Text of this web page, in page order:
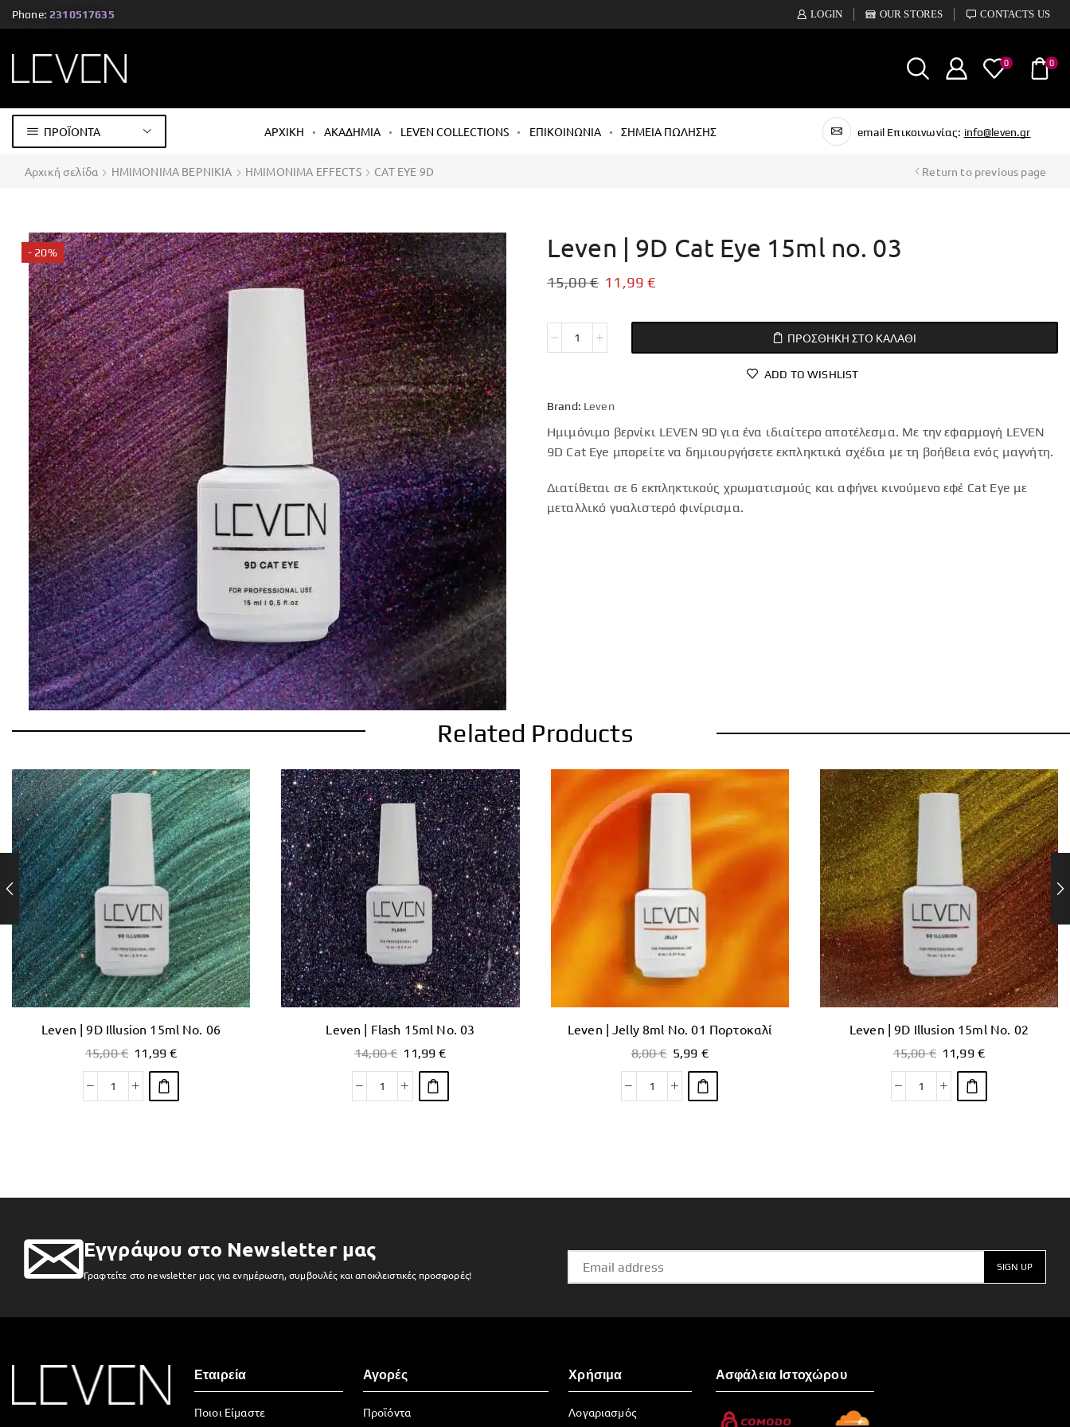
Phone: 2310517635 LOGIN OUR STORES CONTACTS US
0 0
ΠΡΟΪΟΝΤΑ ΑΡΧΙΚΗ ΑΚΑΔΗΜΙΑ LEVEN COLLECTIONS ΕΠΙΚΟΙΝΩΝΙΑ ΣΗΜΕΙΑ ΠΩΛΗΣΗΣ email Επικοινωνίας: info@leven.gr
Αρχική σελίδα ΗΜΙΜΟΝΙΜΑ ΒΕΡΝΙΚΙΑ ΗΜΙMONIΜΑ EFFECTS CAT EYE 9D Return to previous page
- 20% Leven | 9D Cat Eye 15ml no. 03
15,00€ 11,99€
ΠΡΟΣΘΉΚΗ ΣΤΟ ΚΑΛΆΘΙ
ADD TO WISHLIST
Brand: Leven
Ημιμόνιμο βερνίκι LEVEN 9D για ένα ιδιαίτερο αποτέλεσμα. Με την εφαρμογή LEVEN
9D Cat Eye μπορείτε να δημιουργήσετε εκπληκτικά σχέδια με τη βοήθεια ενός μαγνήτη.
Διατίθεται σε 6 εκπληκτικούς χρωματισμούς και αφήνει κινούμενο εφέ Cat Eye με
μεταλλικό γυαλιστερό φινίρισμα.
Related Products
Leven | 9D Illusion 15ml No. 06
15,00€ 11,99€
Leven | Flash 15ml No. 03
14,00€ 11,99€
Leven | Jelly 8ml No. 01 Πορτοκαλί
8,00€ 5,99 €
Leven | 9D Illusion 15ml No. 02
15,00€ 11,99 €
Εγγράψου στο Newsletter μας
Γραφτείτε στο newsletter μας για ενημέρωση, συμβουλές και αποκλειστικές προσφορές!
Εταιρεία
Ποιοι Είμαστε
Αγορές
Προϊόντα
Χρήσιμα
Λογαριασμός
Ασφάλεια Ιστοχώρου